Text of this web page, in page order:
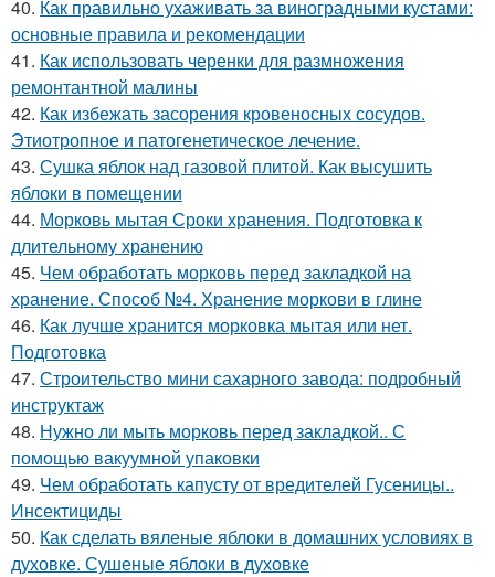
40. Как правильно ухаживать за виноградными кустами:
основные правила и рекомендации
41. Как использовать черенки для размножения
ремонтантной малины
42. Как избежать засорения кровеносных сосудов.
Этиотропное и патогенетическое лечение.
43. Сушка яблок над газовой плитой. Как высушить
яблоки в помещении
44. Морковь мытая Сроки хранения. Подготовка к
длительному хранению
45. Чем обработать морковь перед закладкой на
хранение. Способ №4. Хранение моркови в глине
46. Как лучше хранится морковка мытая или нет.
Подготовка
47. Строительство мини сахарного завода: подробный
инструктаж
48. Нужно ли мыть морковь перед закладкой.. С
помощью вакуумной упаковки
49. Чем обработать капусту от вредителей Гусеницы..
Инсектициды
50. Как сделать вяленые яблоки в домашних условиях в
духовке. Сушеные яблоки в духовке